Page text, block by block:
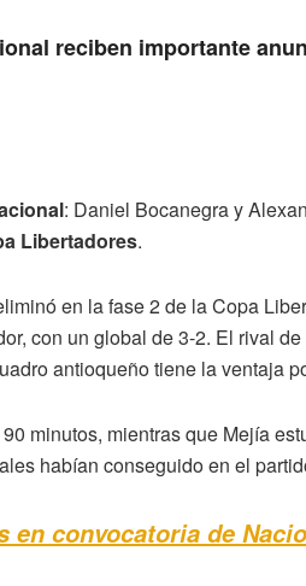
reciben importante
: Daniel Bocanegra y
Libertadores.
en la fase 2 de la Copa
con un global de 3-2. El rival
antioqueño tiene la ventaja
minutos, mientras que Mejía
habían conseguido en el
en convocatoria de